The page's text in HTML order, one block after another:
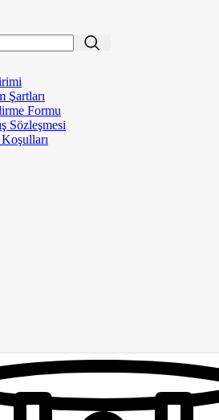
Şartları
Formu
Sözleşmesi